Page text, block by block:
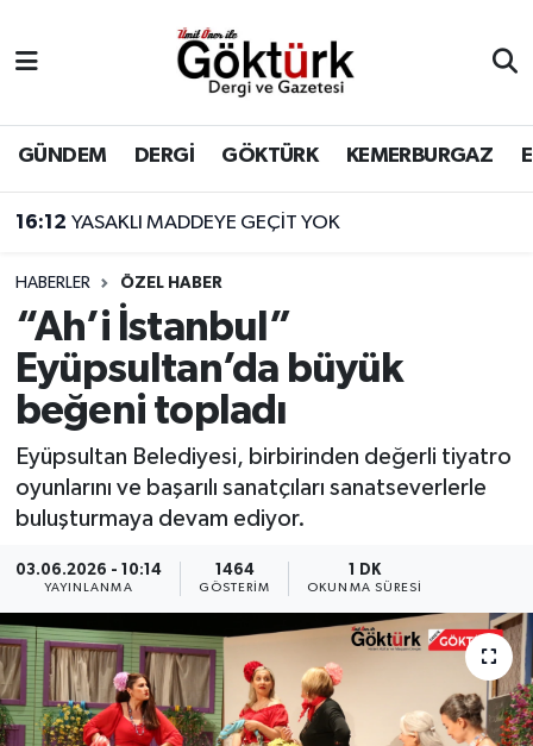
GÜNDEM DERGİ GÖKTÜRK KEMERBURGAZ
16:12 YASAKLI MADDEYE GEÇİT YOK
HABERLER ÖZEL HABER
“Ah’i İstanbul”
Eyüpsultan’da büyük
beğeni topladı
Eyüpsultan Belediyesi, birbirinden değerli tiyatro
oyunlarını ve başarılı sanatçıları sanatseverlerle
buluşturmaya devam ediyor.
03.06.2026 - 10:14
YAYINLANMA
1464
GÖSTERIM
1 DK
OKUNMA SÜRESI
BİLİM
DERGİ
DÜNYA
EĞİTİM
EKONOMİ
GÖKTÜRK
GÜNDEM
KEMERBURGAZ
KÜLTÜR - SANAT
MAGAZİN
Eyüpsultan Hava Durumu
Eyüpsultan Trafik Yoğunluk Haritası
Süper Lig Puan Durumu ve Fikstür
Tüm Manşetler
Son Dakika Haberleri
Haber Arşivi